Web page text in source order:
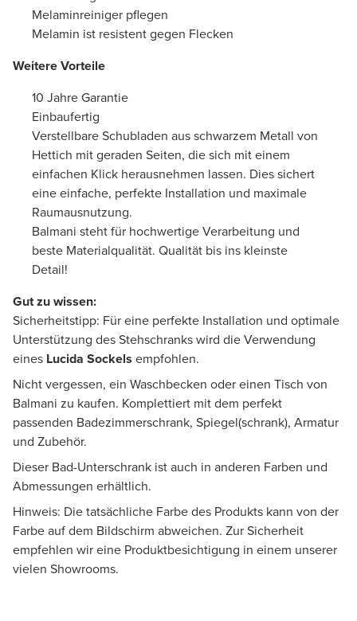
Melaminreiniger pflegen
Melamin ist resistent gegen Flecken
Weitere Vorteile
10 Jahre Garantie
Einbaufertig
Verstellbare Schubladen aus schwarzem Metall von
Hettich mit geraden Seiten, die sich mit einem
einfachen Klick herausnehmen lassen. Dies sichert
eine einfache, perfekte Installation und maximale
Raumausnutzung.
Balmani steht für hochwertige Verarbeitung und
beste Materialqualität. Qualität bis ins kleinste
Detail!
Gut zu wissen:
Sicherheitstipp: Für eine perfekte Installation und optimale
Unterstützung des Stehschranks wird die Verwendung
eines Lucida Sockels empfohlen.
Nicht vergessen, ein Waschbecken oder einen Tisch von
Balmani zu kaufen. Komplettiert mit dem perfekt
passenden Badezimmerschrank, Spiegel(schrank), Armatur
und Zubehör.
Dieser Bad-Unterschrank ist auch in anderen Farben und
Abmessungen erhältlich.
Hinweis: Die tatsächliche Farbe des Produkts kann von der
Farbe auf dem Bildschirm abweichen. Zur Sicherheit
empfehlen wir eine Produktbesichtigung in einem unserer
vielen Showrooms.